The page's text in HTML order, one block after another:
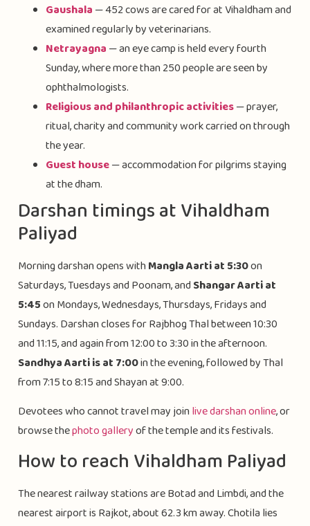
Gaushala— 452 cows are cared for at Vihaldham and
examined regularly by veterinarians.
Netrayagna— an eye camp is held every fourth
Sunday, where more than 250 people are seen by
ophthalmologists.
Religious and philanthropic activities— prayer,
ritual, charity and community work carried on through
the year.
Guest house— accommodation for pilgrims staying
at the dham.
Darshan timings at Vihaldham
Paliyad
Morning darshan opens withMangla Aarti at 5:30on
Saturdays, Tuesdays and Poonam, andShangar Aarti at
5:45on Mondays, Wednesdays, Thursdays, Fridays and
Sundays. Darshan closes for Rajbhog Thal between 10:30
and 11:15, and again from 12:00 to 3:30 in the afternoon.
Sandhya Aarti is at 7:00in the evening, followed by Thal
from 7:15 to 8:15 and Shayan at 9:00.
Devotees who cannot travel may joinlive darshan online, or
browse thephoto galleryof the temple and its festivals.
How to reach Vihaldham Paliyad
The nearest railway stations are Botad and Limbdi, and the
nearest airport is Rajkot, about 62.3 km away. Chotila lies